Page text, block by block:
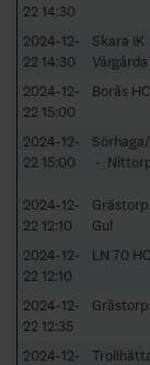
22 14:30
2024-12-
22 14:30
Skara
2024-12-
22 15:00
Borås
2024-12-
22 15:00
-
2024-12-
22 12:10
Gul
2024-12-
22 12:10
LN 70
2024-12-
22 12:35
2024-12-